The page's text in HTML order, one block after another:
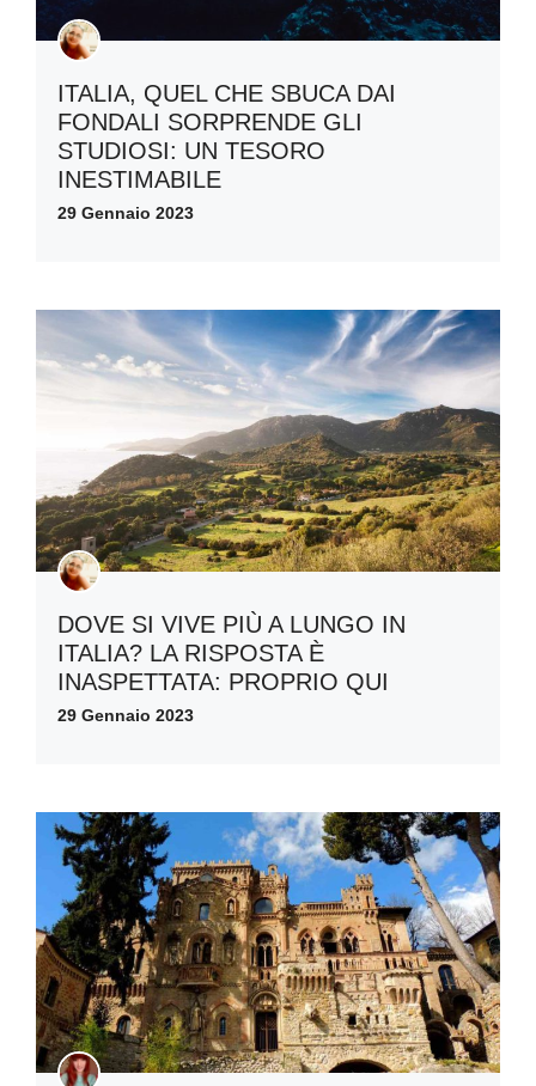
ITALIA, QUEL CHE SBUCA DAI
FONDALI SORPRENDE GLI
STUDIOSI: UN TESORO
INESTIMABILE
29 Gennaio 2023
DOVE SI VIVE PIÙ A LUNGO IN
ITALIA? LA RISPOSTA È
INASPETTATA: PROPRIO QUI
29 Gennaio 2023